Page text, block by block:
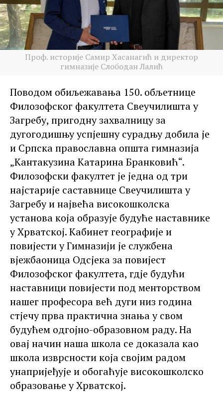
Проф. историје Самир Хасанагић и директор
гимназије Слободан Лалић
Поводом обиљежавања 150. обљетнице
Филозофског факултета Свеучилишта у
Загребу, пригодну захвалницу за
дугогодишњу успјешну сурадњу добила је
и Српска православна општа гимназија
„Кантакузина Катарина Бранковић“.
Филозофски факултет је једна од три
најстарије саставнице Свеучилишта у
Загребу и највећа високошколска
установа која образује будуће наставнике
у Хрватској. Кабинет географије и
повијести у Гимназији је службена
вјежбаоница Одсјека за повијест
Филозофског факултета, гдје будући
наставници повијести под менторством
нашег професора већ дуги низ година
стјечу прва практична знања у свом
будућем одгојно-образовном раду. На
овај начин наша школа се доказала као
школа изврсности која својим радом
унапријеђује и обогаћује високошколско
образовање у Хрватској.